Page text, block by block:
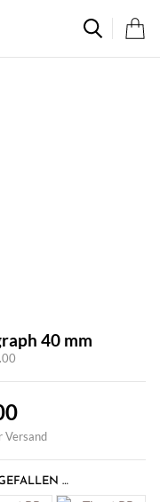
40 mm
Versand
…